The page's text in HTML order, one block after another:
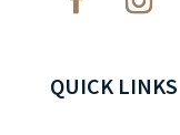
QUICK LINKS